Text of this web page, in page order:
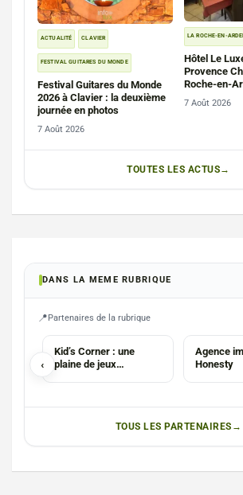
ACTUALITÉ CLAVIER
FESTIVAL GUITARES DU MONDE
Festival Guitares du Monde
2026 à Clavier : la deuxième
journée en photos
7 Août 2026
LA ROCHE-EN-
Hôtel Le
Provence
Roche-en-
7 Août 2026
TOUTES LES ACTUS
DANS LA MEME RUBRIQUE
Partenaires de la rubrique
‹
Kid’s Corner : une
plaine de jeux
Agence
Honesty
TOUS LES PARTENAIRES